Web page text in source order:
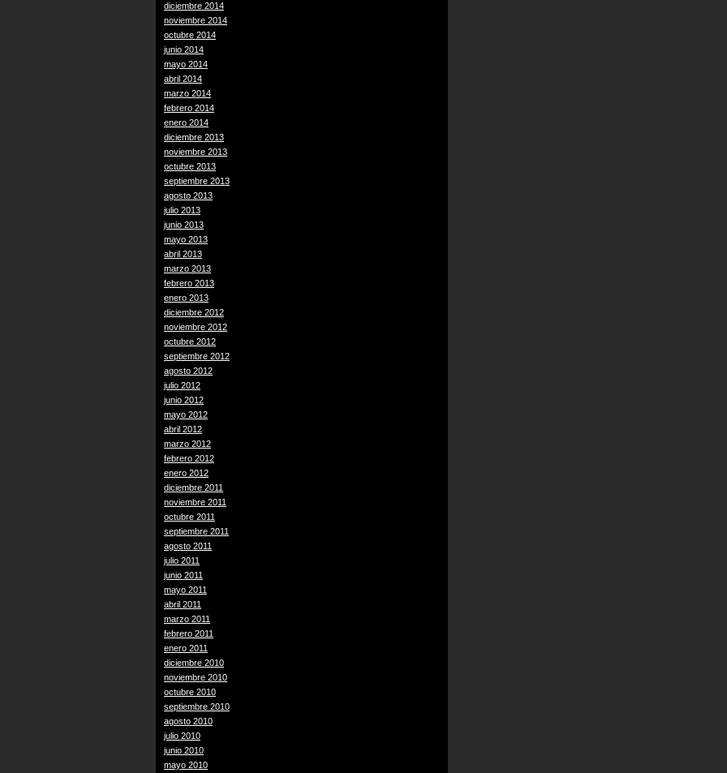
diciembre 2014
noviembre 2014
octubre 2014
junio 2014
mayo 2014
abril 2014
marzo 2014
febrero 2014
enero 2014
diciembre 2013
noviembre 2013
octubre 2013
septiembre 2013
agosto 2013
julio 2013
junio 2013
mayo 2013
abril 2013
marzo 2013
febrero 2013
enero 2013
diciembre 2012
noviembre 2012
octubre 2012
septiembre 2012
agosto 2012
julio 2012
junio 2012
mayo 2012
abril 2012
marzo 2012
febrero 2012
enero 2012
diciembre 2011
noviembre 2011
octubre 2011
septiembre 2011
agosto 2011
julio 2011
junio 2011
mayo 2011
abril 2011
marzo 2011
febrero 2011
enero 2011
diciembre 2010
noviembre 2010
octubre 2010
septiembre 2010
agosto 2010
julio 2010
junio 2010
mayo 2010